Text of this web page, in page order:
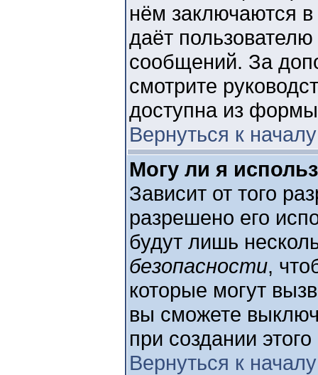
нём заключаются
даёт
сообщений. За
смотрите
доступна из
Вернуться к началу
Могу ли я
Зависит от того
разрешено его
будут лишь
безопасности,
которые могут
вы сможете
при создании
Вернуться к началу